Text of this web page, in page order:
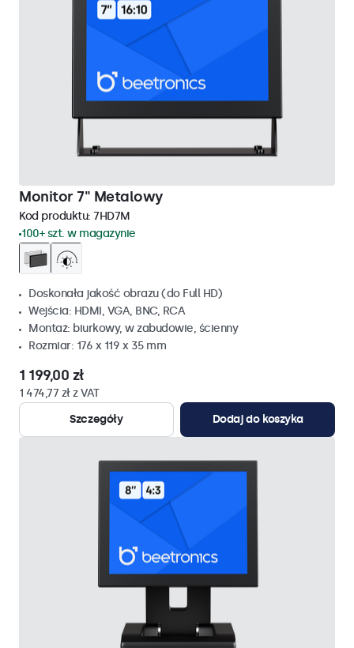
Monitor 7" Metalowy
Kod produktu: 7HD7M
100+ szt. w magazynie
Doskonała jakość obrazu (do Full HD)
Wejścia: HDMI, VGA, BNC, RCA
Montaż: biurkowy, w zabudowie, ścienny
Rozmiar: 176 x 119 x 35 mm
1 199,00 zł
1 474,77 zł z VAT
Szczegóły
Dodaj do koszyka